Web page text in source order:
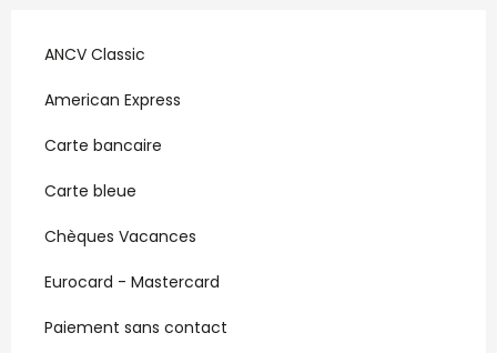
ANCV Classic
American Express
Carte bancaire
Carte bleue
Chèques Vacances
Eurocard - Mastercard
Paiement sans contact